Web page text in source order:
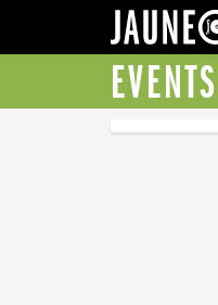
EVENTS